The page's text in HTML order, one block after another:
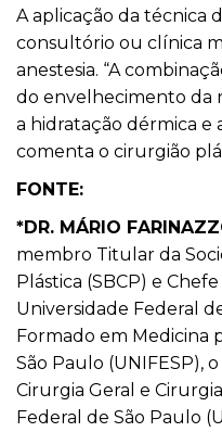
A aplicação da técnica
consultório ou clínica
anestesia. “A
do envelhecimento da
a hidratação dérmica e
comenta o cirurgião
FONTE:
*DR. MÁRIO
membro Titular da
Plástica (SBCP) e
Universidade Federal
Formado em Medicina
São Paulo (UNIFESP),
Cirurgia Geral e
Federal de São Paulo